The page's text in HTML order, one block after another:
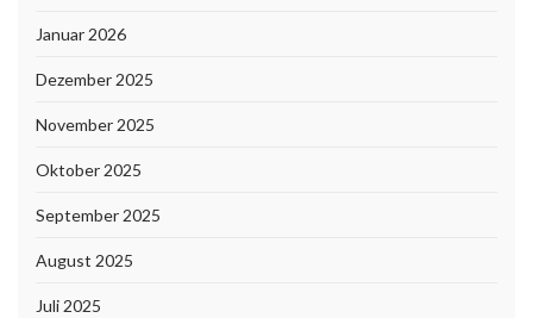
Januar 2026
Dezember 2025
November 2025
Oktober 2025
September 2025
August 2025
Juli 2025